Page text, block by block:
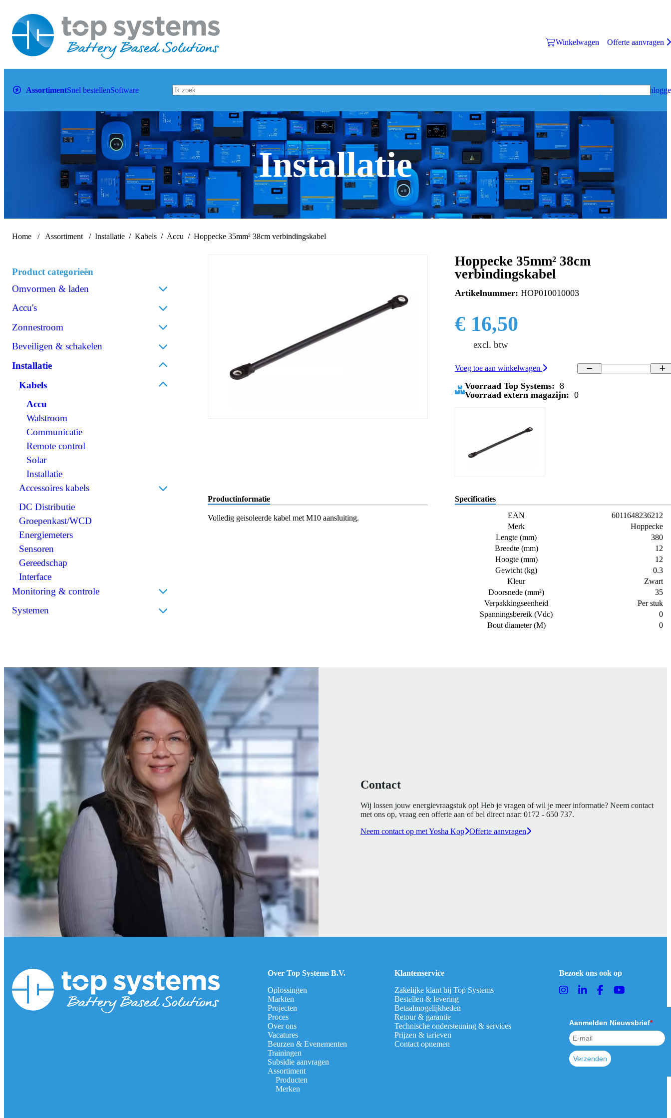
Winkelwagen Offerte aanvragen
AssortimentSnel bestellenSoftware
Installatie
Home Assortiment Installatie Kabels Accu Hoppecke 35mm² 38cm verbindingskabel
Product categorieën
Omvormen & laden
Acculaders
Omvormen/laden combi
Omvormen DC/AC
120V Producten
IEC/UK Producten
Accessoires Omvormen & laden
Accu's
Lithium
AGM
Spiraalcel
Tractie
OPzS
OPzV
Accessoires accu's
Zonnestroom
Zonnepanelen
Omvormers zonnepanelen
Beveiligen & schakelen
Omschakelautomaten
Isolatiebewakers
Zekeringhouders
Schakelaars
Relais
Scheidingstransformatoren
BMS (Battery Management System)
Installatie
Kabels
Accu
Walstroom
Communicatie
Remote control
Solar
Installatie
Accessoires kabels
Perskabelogen
Accuklemmen
Isolatiekappen
Stekkers
Krimpkousen
DC Distributie
Groepenkast/WCD
Energiemeters
Sensoren
Gereedschap
Interface
Monitoring & controle
Accumonitors
Systemen
Hoppecke 35mm² 38cm
verbindingskabel
Artikelnummer: HOP010010003
€ 16,50
excl. btw
Voeg toe aan winkelwagen
Voorraad Top Systems: 8
Voorraad extern magazijn: 0
Productinformatie
Volledig geisoleerde kabel met M10 aansluiting.
Specificaties
EAN
6011648236212
Merk
Hoppecke
Lengte (mm)
380
Breedte (mm)
12
Hoogte (mm)
12
Gewicht (kg)
0.3
Kleur
Zwart
Doorsnede (mm²)
35
Verpakkingseenheid
Per stuk
Spanningsbereik (Vdc)
0
Bout diameter (M)
0
Contact
Wij lossen jouw energievraagstuk op! Heb je vragen of wil je meer informatie? Neem contact
met ons op, vraag een offerte aan of bel direct naar: 0172 - 650 737.
Neem contact op met Yosha Kop Offerte aanvragen
Over Top Systems B.V.
Oplossingen
Markten
Projecten
Proces
Over ons
Vacatures
Beurzen & Evenementen
Trainingen
Subsidie aanvragen
Assortiment
Producten
Merken
Klantenservice
Zakelijke klant bij Top Systems
Bestellen & levering
Betaalmogelijkheden
Retour & garantie
Technische ondersteuning & services
Prijzen & tarieven
Contact opnemen
Bezoek ons ook op
Aanmelden Nieuwsbrief*
Verzenden